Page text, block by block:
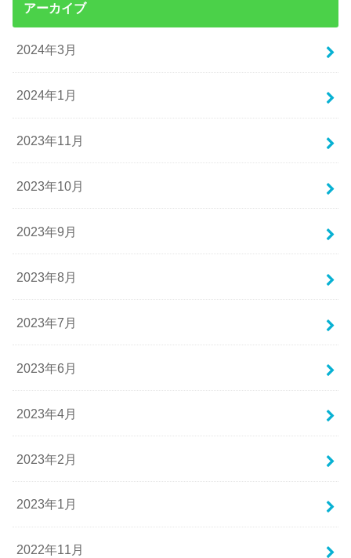
アーカイブ
2024年3月
2024年1月
2023年11月
2023年10月
2023年9月
2023年8月
2023年7月
2023年6月
2023年4月
2023年2月
2023年1月
2022年11月